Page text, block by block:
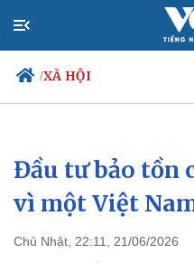
/XÃ HỘI
Chính trị
Đảng
Tổ chức nhân sự
Nhận diện sự thật
Đầu tư bảo tồn
vì một Việt
Chủ Nhật, 22:11, 21/06/2026